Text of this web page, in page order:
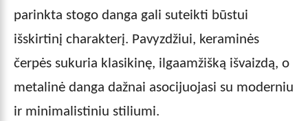
parinkta stogo danga gali suteikti būstui
išskirtinį charakterį. Pavyzdžiui, keraminės
čerpės sukuria klasikinę, ilgaamžišką išvaizdą, o
metalinė danga dažnai asocijuojasi su moderniu
ir minimalistiniu stiliumi.